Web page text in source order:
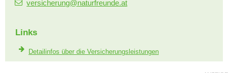
versicherung@naturfreunde.at
Links
Detailinfos über die Versicherungsleistungen